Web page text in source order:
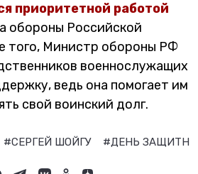
приоритетной работой
обороны Российской
того, Министр обороны РФ
военнослужащих
ведь она помогает им
свой воинский долг.
#СЕРГЕЙ ШОЙГУ #ДЕНЬ